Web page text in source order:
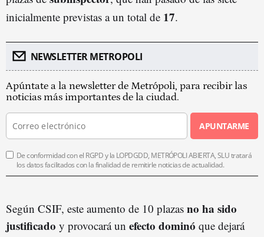
inicialmente previstas a un total de 17.
NEWSLETTER METROPOLI
Apúntate a la newsletter de Metrópoli, para recibir las
noticias más importantes de la ciudad.
APUNTARME
De conformidad con el RGPD y la LOPDGDD, METRÓPOLI ABIERTA, SLU tratará
los datos facilitados con la finalidad de remitirle noticias de actualidad.
Según CSIF, este aumento de 10 plazas no ha sido
justificado y provocará un efecto dominó que dejará